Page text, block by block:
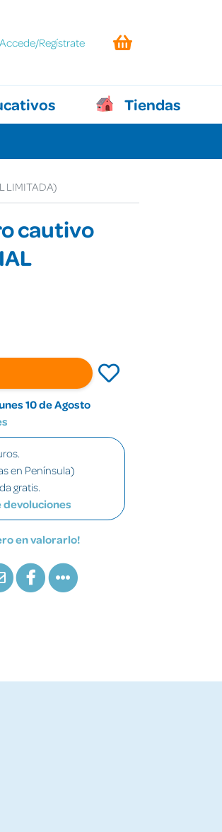
Accede/Regístrate
Tiendas
LIMITADA)
cautivo
10 de Agosto
en Península)
gratis.
en valorarlo!